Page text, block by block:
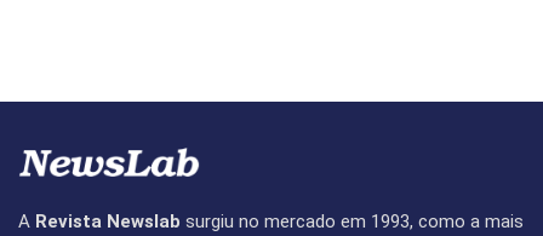
A Revista Newslab surgiu no mercado em 1993, como a mais